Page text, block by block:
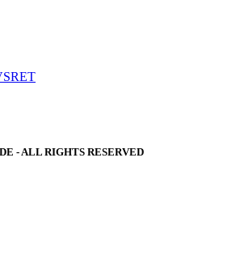
- ALL RIGHTS RESERVED